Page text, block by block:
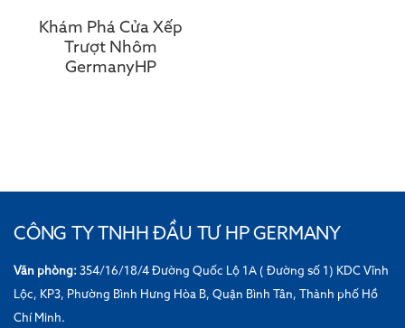
Khám Phá Cửa Xếp
Trượt Nhôm
GermanyHP
CÔNG TY TNHH ĐẦU TƯ HP GERMANY
Văn phòng: 354/16/18/4 Đường Quốc Lộ 1A ( Đường số 1) KDC Vĩnh
Lộc, KP3, Phường Bình Hưng Hòa B, Quận Bình Tân, Thành phố Hồ
Chí Minh.